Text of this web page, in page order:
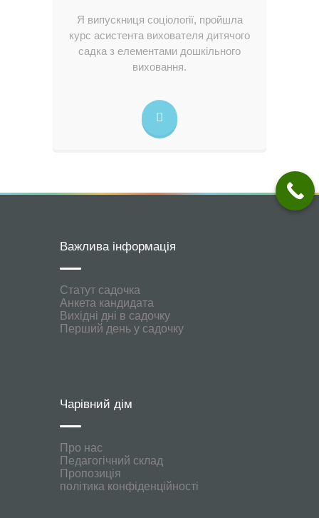
Я випускниця соціології, пройшла
курс асистента вихователя дитячого
садка з елементами дошкільного
виховання.
Важлива інформація
Статут садочка
Анкета кандидата
Вихідні дні в садочку
Перший день у садочку
Чарівний дім
Про нас
Педагогічний склад
Пропозиція
політика конфіденційності